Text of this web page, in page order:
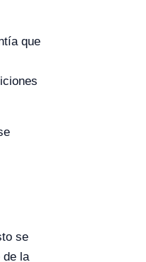
que
se
de la